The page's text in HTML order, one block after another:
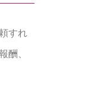
すれ
酬、